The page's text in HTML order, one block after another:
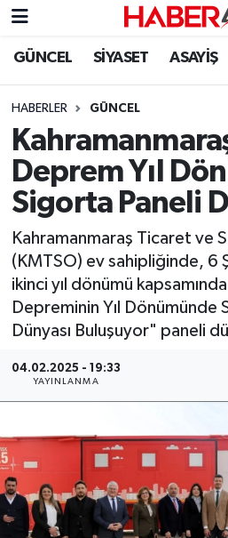
GÜNCEL SİYASET ASAYİŞ
HABERLER GÜNCEL
Deprem Yıl
Sigorta Paneli
Kahramanmaraş Ticaret ve
(KMTSO) ev sahipliğinde, 6
ikinci yıl dönümü
Depreminin Yıl Dönümünde
Dünyası Buluşuyor" paneli
04.02.2025 - 19:33
YAYINLANMA
GÜNCEL
SİYASET
SPOR
YAŞAM
TEKNOLOJİ
SAĞLIK
EĞİTİM
KSÜ
Nöbetçi Eczaneler
Hava Durumu
Kahramanmaraş Namaz
Trafik Durumu
Süper Lig Puan Durumu
Tüm Manşetler
Son Dakika Haberleri
Haber Arşivi